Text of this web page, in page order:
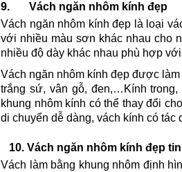
9. Vách ngăn nhôm kính đẹp
Vách ngăn nhôm kính đẹp là loại
với nhiều màu sơn khác nhau cho
nhiều độ dày khác nhau phù hợp
Vách ngăn nhôm kính đẹp được
trắng sứ, vân gỗ, đen,…Kính
khung nhôm kính có thể thay đổi
di chuyển dễ dàng, vách kính có
10. Vách ngăn nhôm kính đẹp
Vách làm bằng khung nhôm định